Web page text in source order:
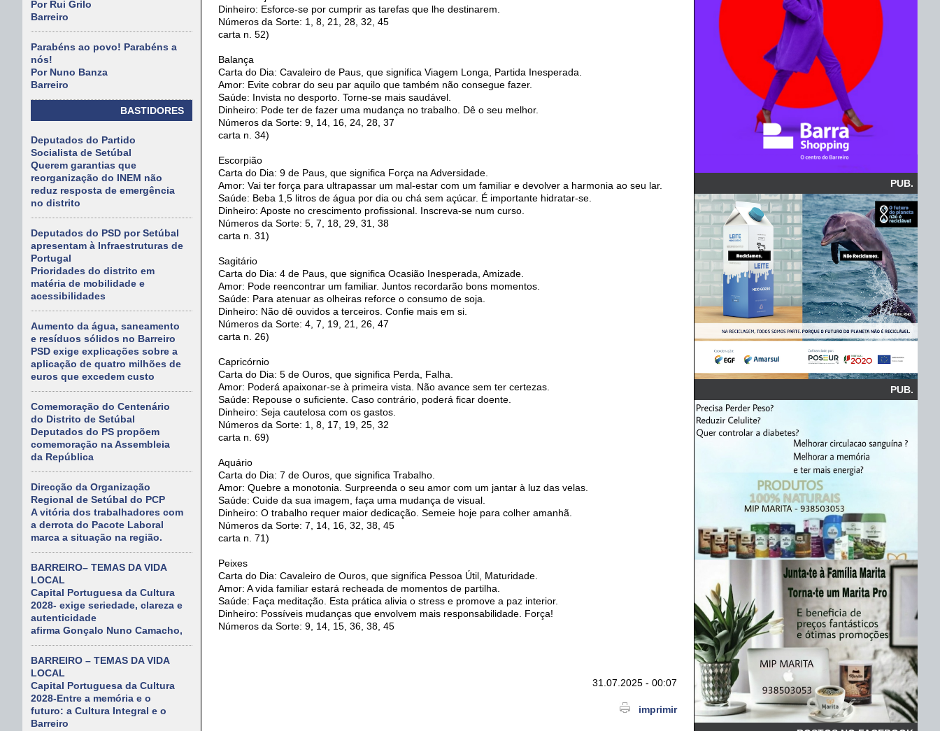
Por Rui Grilo
Barreiro
Parabéns ao povo! Parabéns a
nós!
Por Nuno Banza
Barreiro
BASTIDORES
Deputados do Partido
Socialista de Setúbal
Querem garantias que
reorganização do INEM não
reduz resposta de emergência
no distrito
Deputados do PSD por Setúbal
apresentam à Infraestruturas de
Portugal
Prioridades do distrito em
matéria de mobilidade e
acessibilidades
Aumento da água, saneamento
e resíduos sólidos no Barreiro
PSD exige explicações sobre a
aplicação de quatro milhões de
euros que excedem custo
Comemoração do Centenário
do Distrito de Setúbal
Deputados do PS propõem
comemoração na Assembleia
da República
Direcção da Organização
Regional de Setúbal do PCP
A vitória dos trabalhadores com
a derrota do Pacote Laboral
marca a situação na região.
BARREIRO– TEMAS DA VIDA
LOCAL
Capital Portuguesa da Cultura
2028- exige seriedade, clareza e
autenticidade
afirma Gonçalo Nuno Camacho,
BARREIRO – TEMAS DA VIDA
LOCAL
Capital Portuguesa da Cultura
2028-Entre a memória e o
futuro: a Cultura Integral e o
Barreiro
Dinheiro: Esforce-se por cumprir as tarefas que lhe destinarem.
Números da Sorte: 1, 8, 21, 28, 32, 45
carta n. 52)
Balança
Carta do Dia: Cavaleiro de Paus, que significa Viagem Longa, Partida Inesperada.
Amor: Evite cobrar do seu par aquilo que também não consegue fazer.
Saúde: Invista no desporto. Torne-se mais saudável.
Dinheiro: Pode ter de fazer uma mudança no trabalho. Dê o seu melhor.
Números da Sorte: 9, 14, 16, 24, 28, 37
carta n. 34)
Escorpião
Carta do Dia: 9 de Paus, que significa Força na Adversidade.
Amor: Vai ter força para ultrapassar um mal-estar com um familiar e devolver a harmonia ao seu lar.
Saúde: Beba 1,5 litros de água por dia ou chá sem açúcar. É importante hidratar-se.
Dinheiro: Aposte no crescimento profissional. Inscreva-se num curso.
Números da Sorte: 5, 7, 18, 29, 31, 38
carta n. 31)
Sagitário
Carta do Dia: 4 de Paus, que significa Ocasião Inesperada, Amizade.
Amor: Pode reencontrar um familiar. Juntos recordarão bons momentos.
Saúde: Para atenuar as olheiras reforce o consumo de soja.
Dinheiro: Não dê ouvidos a terceiros. Confie mais em si.
Números da Sorte: 4, 7, 19, 21, 26, 47
carta n. 26)
Capricórnio
Carta do Dia: 5 de Ouros, que significa Perda, Falha.
Amor: Poderá apaixonar-se à primeira vista. Não avance sem ter certezas.
Saúde: Repouse o suficiente. Caso contrário, poderá ficar doente.
Dinheiro: Seja cautelosa com os gastos.
Números da Sorte: 1, 8, 17, 19, 25, 32
carta n. 69)
Aquário
Carta do Dia: 7 de Ouros, que significa Trabalho.
Amor: Quebre a monotonia. Surpreenda o seu amor com um jantar à luz das velas.
Saúde: Cuide da sua imagem, faça uma mudança de visual.
Dinheiro: O trabalho requer maior dedicação. Semeie hoje para colher amanhã.
Números da Sorte: 7, 14, 16, 32, 38, 45
carta n. 71)
Peixes
Carta do Dia: Cavaleiro de Ouros, que significa Pessoa Útil, Maturidade.
Amor: A vida familiar estará recheada de momentos de partilha.
Saúde: Faça meditação. Esta prática alivia o stress e promove a paz interior.
Dinheiro: Possíveis mudanças que envolvem mais responsabilidade. Força!
Números da Sorte: 9, 14, 15, 36, 38, 45
31.07.2025 - 00:07
imprimir
PUB.
PUB.